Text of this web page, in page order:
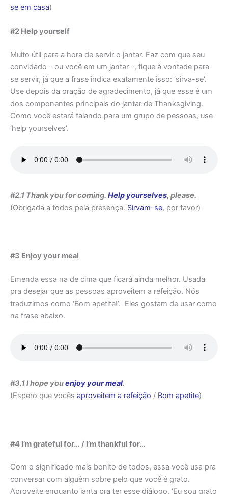
se em casa)
#2 Help yourself
Muito útil para a hora de servir o jantar. Faz com que seu
convidado – ou você em um jantar -, fique à vontade para
se servir, já que a frase indica exatamente isso: ‘sirva-se’.
Use depois da oração de agradecimento, já que esse é um
dos componentes principais do jantar de Thanksgiving.
Como você estará falando para um grupo de pessoas, use
‘help yourselves’.
#2.1 Thank you for coming. Help yourselves, please.
(Obrigada a todos pela presença. Sirvam-se, por favor)
#3 Enjoy your meal
Emenda essa na de cima que ficará ainda melhor. Usada
pra desejar que as pessoas aproveitem a refeição. Nós
traduzimos como ‘Bom apetite!’. Eles gostam de usar como
na frase abaixo.
#3.1 I hope youenjoy your meal.
(Espero que vocês aproveitem a refeição / Bom apetite)
#4 I’m grateful for… / I’m thankful for…
Com o significado mais bonito de todos, essa você usa pra
conversar com alguém sobre pelo que você é grato.
Aproveite enquanto janta pra ter esse diálogo. ‘Eu sou grato